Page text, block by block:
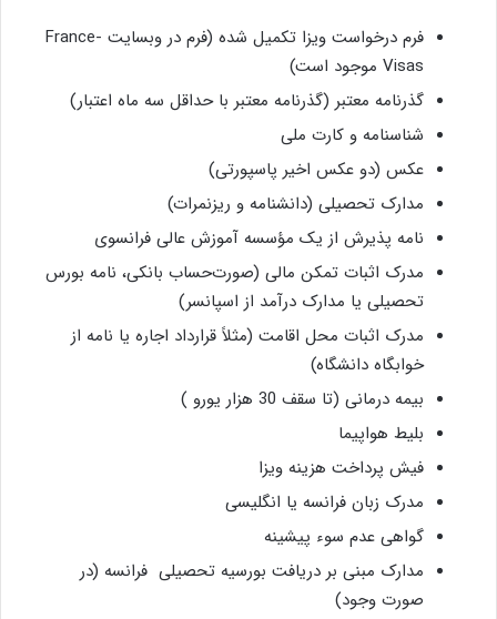
فرم درخواست ویزا تکمیل شده (فرم در وبسایت France-
Visas موجود است)
گذرنامه معتبر (گذرنامه معتبر با حداقل سه ماه اعتبار)
شناسنامه و کارت ملی
عکس‌ (دو عکس اخیر پاسپورتی)
مدارک تحصیلی (دانشنامه و ریزنمرات)
نامه پذیرش از یک مؤسسه آموزش عالی فرانسوی
مدرک اثبات تمکن مالی (صورت‌حساب بانکی، نامه بورس
تحصیلی یا مدارک درآمد از اسپانسر)
مدرک اثبات محل اقامت (مثلاً قرارداد اجاره یا نامه از
خوابگاه دانشگاه)
بیمه درمانی (تا سقف 30 هزار یورو )
بلیط هواپیما
فیش پرداخت هزینه ویزا
مدرک زبان فرانسه یا انگلیسی
گواهی عدم سوء پیشینه
مدارک مبنی بر دریافت بورسیه تحصیلی فرانسه (در
صورت وجود)